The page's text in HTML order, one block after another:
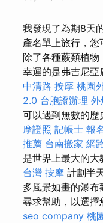
我發現了為期8天
產名單上旅行，您
除了各種蕨類植
幸運的是弗吉尼亞
中清路 按摩 桃園
2.0 台胞證辦理 外
可以遇到無數的
摩證照 記帳士 報
推薦 台南搬家 網
是世界上最大的大
台灣 按摩 計劃半
多風景如畫的瀑
尋求幫助，以選擇
seo company 桃